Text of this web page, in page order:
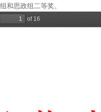
和思政组二等奖。